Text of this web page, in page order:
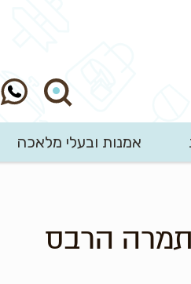
אמנות ובעלי מלאכה
הרבס